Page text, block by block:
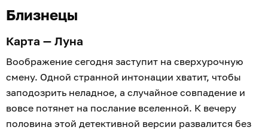
Близнецы
Карта — Луна
Воображение сегодня заступит на сверхурочную
смену. Одной странной интонации хватит, чтобы
заподозрить неладное, а случайное совпадение и
вовсе потянет на послание вселенной. К вечеру
половина этой детективной версии развалится без